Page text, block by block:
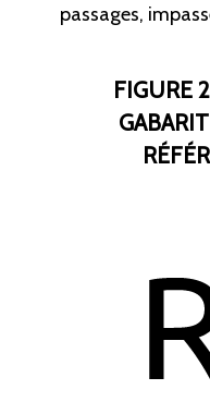
passages,
FIGURE